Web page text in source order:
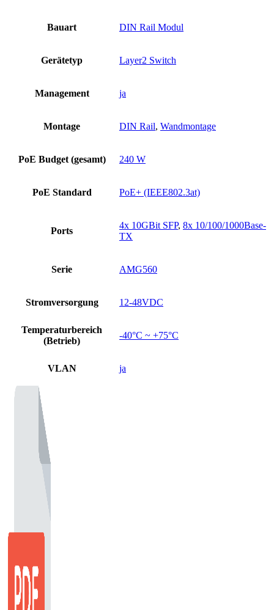
Bauart DIN Rail Modul
Gerätetyp Layer2 Switch
Management ja
Montage DIN Rail, Wandmontage
PoE Budget (gesamt) 240 W
PoE Standard PoE+ (IEEE802.3at)
Ports
4x 10GBit SFP, 8x 10/100/1000Base-
TX
Serie AMG560
Stromversorgung 12-48VDC
Temperaturbereich
(Betrieb)
-40°C ~ +75°C
VLAN ja